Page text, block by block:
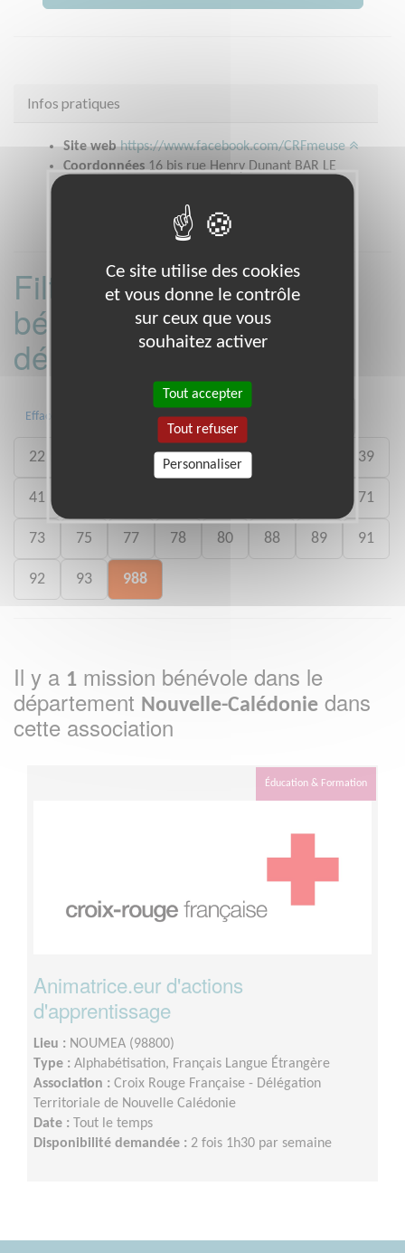
Infos pratiques
Site web https://www.facebook.com/CRFmeuse
Coordonnées16 bis rue Henry Dunant BAR LE
Filtrer les missions
bénévoles par
département :
Effacer 13 15
22 29 33 39
41 71
73 75 77 78 80 88 89 91
92 93 988
Il y a 1 mission bénévole dans le
département Nouvelle-Calédonie dans
cette association
Éducation & Formation
Animatrice.eur d'actions
d'apprentissage
Lieu : NOUMEA (98800)
Type : Alphabétisation, Français Langue Étrangère
Association : Croix Rouge Française - Délégation
Territoriale de Nouvelle Calédonie
Date : Tout le temps
Disponibilité demandée : 2 fois 1h30 par semaine
Ce site utilise des cookies
et vous donne le contrôle
sur ceux que vous
souhaitez activer
Tout accepter
Tout refuser
Personnaliser